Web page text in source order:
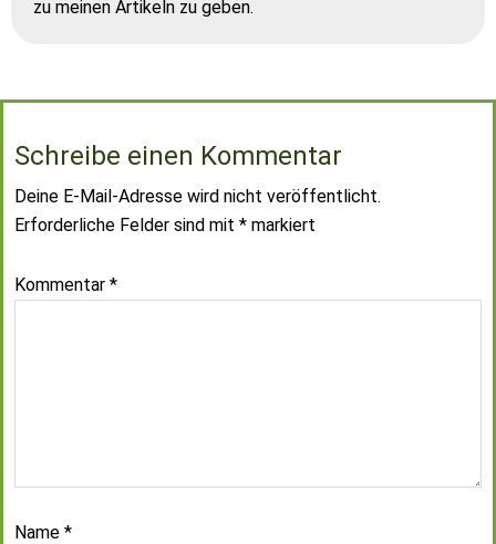
zu meinen Artikeln zu geben.
Schreibe einen Kommentar
Deine E-Mail-Adresse wird nicht veröffentlicht.
Erforderliche Felder sind mit * markiert
Kommentar *
Name *